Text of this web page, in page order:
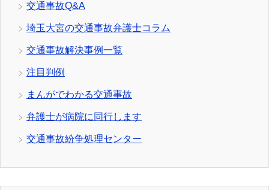
交通事故Q&A
埼玉大宮の交通事故弁護士コラム
交通事故解決事例一覧
注目判例
まんがでわかる交通事故
弁護士が病院に同行します
交通事故紛争処理センター